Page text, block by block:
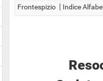
Frontespizio Indice